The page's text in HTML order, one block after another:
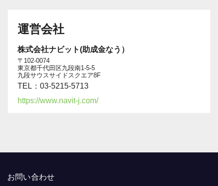
運営会社
株式会社ナビット(助成金なう）
〒102-0074
東京都千代田区九段南1-5-5
九段サウスサイドスクエア8F
TEL：03-5215-5713
https://www.navit-j.com/
お問い合わせ